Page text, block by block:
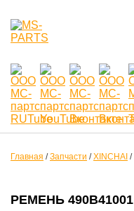
Главная /Запчасти /XINCHAI /
РЕМЕНЬ 490B41001